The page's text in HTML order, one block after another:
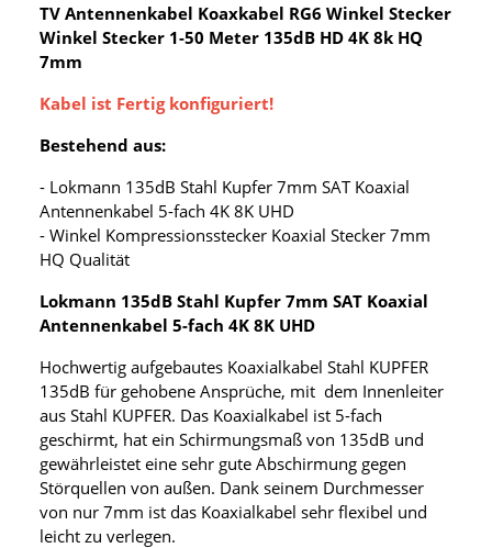
TV Antennenkabel Koaxkabel RG6 Winkel Stecker
Winkel Stecker 1-50 Meter 135dB HD 4K 8k HQ
7mm
Kabel ist Fertig konfiguriert!
Bestehend aus:
- Lokmann 135dB Stahl Kupfer 7mm SAT Koaxial
Antennenkabel 5-fach 4K 8K UHD
- Winkel Kompressionsstecker Koaxial Stecker 7mm
HQ Qualität
Lokmann 135dB Stahl Kupfer 7mm SAT Koaxial
Antennenkabel 5-fach 4K 8K UHD
Hochwertig aufgebautes Koaxialkabel Stahl KUPFER
135dB für gehobene Ansprüche, mit dem Innenleiter
aus Stahl KUPFER. Das Koaxialkabel ist 5-fach
geschirmt, hat ein Schirmungsmaß von 135dB und
gewährleistet eine sehr gute Abschirmung gegen
Störquellen von außen. Dank seinem Durchmesser
von nur 7mm ist das Koaxialkabel sehr flexibel und
leicht zu verlegen.